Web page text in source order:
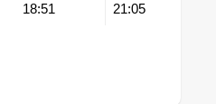
18:51 21:05